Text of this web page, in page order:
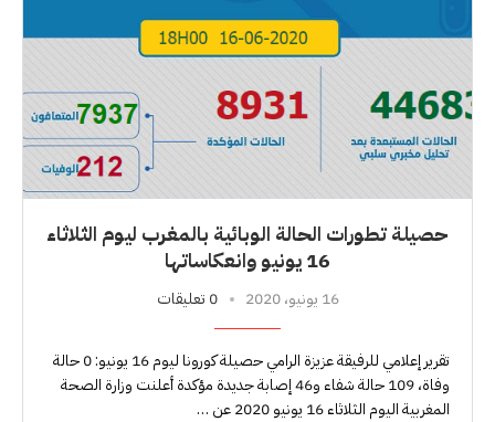
حصيلة تطورات الحالة الوبائية بالمغرب ليوم الثلاثاء
16 يونيو وانعكاساتها
16 يونيو، 2020 0 تعليقات
تقرير إعلامي للرفيقة عزيزة الرامي حصيلة كورونا ليوم 16 يونيو: 0 حالة
وفاة، 109 حالة شفاء و46 إصابة جديدة مؤكدة أعلنت وزارة الصحة
المغربية اليوم الثلاثاء 16 يونيو 2020 عن …